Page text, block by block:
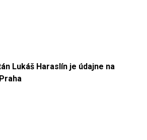
Lukáš Haraslín je údajne na